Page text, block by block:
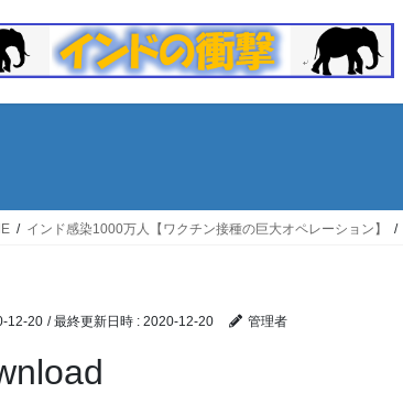
インド感染1000万人【ワクチン接種の巨大オペレーション】
12-20 / 最終更新日時 : 2020-12-20 管理者